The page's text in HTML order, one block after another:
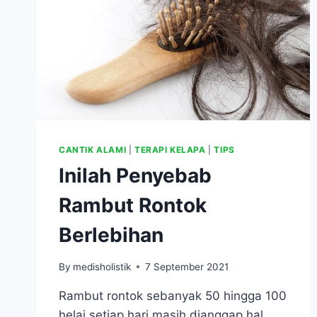
CANTIK ALAMI TERAPI KELAPA |TIPS
Inilah Penyebab
Rambut Rontok
Berlebihan
By medisholistik 7 September 2021
Rambut rontok sebanyak 50 hingga 100